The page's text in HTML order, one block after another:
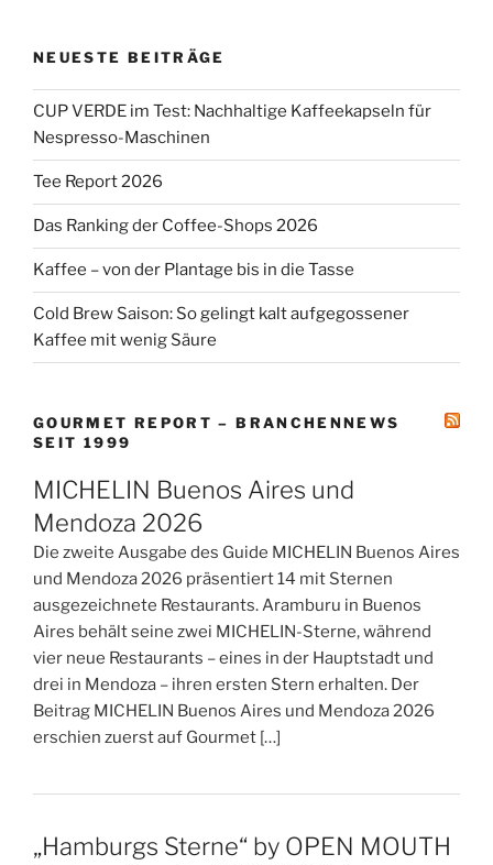
NEUESTE BEITRÄGE
CUP VERDE im Test: Nachhaltige Kaffeekapseln für
Nespresso-Maschinen
Tee Report 2026
Das Ranking der Coffee-Shops 2026
Kaffee – von der Plantage bis in die Tasse
Cold Brew Saison: So gelingt kalt aufgegossener
Kaffee mit wenig Säure
GOURMET REPORT – BRANCHENNEWS
SEIT 1999
MICHELIN Buenos Aires und
Mendoza 2026
Die zweite Ausgabe des Guide MICHELIN Buenos Aires
und Mendoza 2026 präsentiert 14 mit Sternen
ausgezeichnete Restaurants. Aramburu in Buenos
Aires behält seine zwei MICHELIN-Sterne, während
vier neue Restaurants – eines in der Hauptstadt und
drei in Mendoza – ihren ersten Stern erhalten. Der
Beitrag MICHELIN Buenos Aires und Mendoza 2026
erschien zuerst auf Gourmet […]
„Hamburgs Sterne“ by OPEN MOUTH